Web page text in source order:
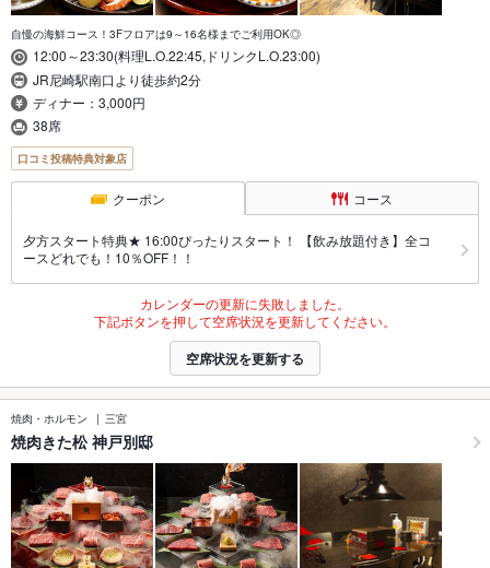
自慢の海鮮コース！3Fフロアは9～16名様までご利用OK◎
12:00～23:30(料理L.O.22:45,ドリンクL.O.23:00)
JR尼崎駅南口より徒歩約2分
ディナー：3,000円
38席
口コミ投稿特典対象店
クーポン コース
夕方スタート特典★ 16:00ぴったりスタート！ 【飲み放題付き】全コ
ースどれでも！10％OFF！！
カレンダーの更新に失敗しました。
下記ボタンを押して空席状況を更新してください。
空席状況を更新する
焼肉・ホルモン 三宮
焼肉きた松 神戸別邸